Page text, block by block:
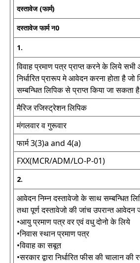
दस्तावेज (फार्म)
दस्तावेज फार्म न0
1.
विवाह प्रमाण पत्र प्राप्त करने के लिये
निर्धारित प्रारूप मे आवेदन करना होता है
सम्बन्धित लिपिक से प्राप्त किया जा सकता
मैरिज रजिस्ट्रेशन लिपिक
मंगलवार व गुरूवार
फार्म 3(3)a and 4(a)
FXX(MCR/ADM/LO-P-01)
2.
आवेदन निम्न दस्तावेजो के साथ सम्बन्धित
तथा पूर्ण दस्तावेजो की जांच उपरान्त आवेदन
•आयु प्रमाण पत्र वर एवं वधु दोनो के लिये
•निवास स्थान प्रमाण पत्र
•विवाह का सबूत
•सरकार द्वारा निर्धारित फीस की चालान की